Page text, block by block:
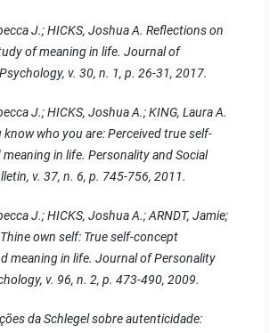
J.; HICKS, Joshua A. Reflections on
of meaning in life. Journal of
v. 30, n. 1, p. 26-31, 2017.
J.; HICKS, Joshua A.; KING, Laura A.
know who you are: Perceived true self-
in life. Personality and Social
v. 37, n. 6, p. 745-756, 2011.
J.; HICKS, Joshua A.; ARNDT, Jamie;
own self: True self-concept
meaning in life. Journal of Personality
v. 96, n. 2, p. 473-490, 2009.
da Schlegel sobre autenticidade: